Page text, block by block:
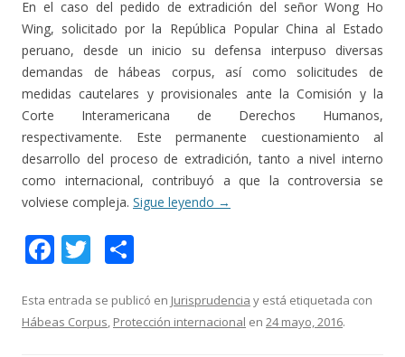
En el caso del pedido de extradición del señor Wong Ho
Wing, solicitado por la República Popular China al Estado
peruano, desde un inicio su defensa interpuso diversas
demandas de hábeas corpus, así como solicitudes de
medidas cautelares y provisionales ante la Comisión y la
Corte Interamericana de Derechos Humanos,
respectivamente. Este permanente cuestionamiento al
desarrollo del proceso de extradición, tanto a nivel interno
como internacional, contribuyó a que la controversia se
volviese compleja. Sigue leyendo →
F
e
b
T
itt
er
m
p
Esta entrada se publicó en Jurisprudencia y está etiquetada con
Hábeas Corpus, Protección internacional en 24 mayo, 2016.